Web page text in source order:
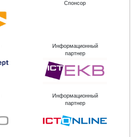
Спонсор
Информационный
партнер
Информационный
партнер